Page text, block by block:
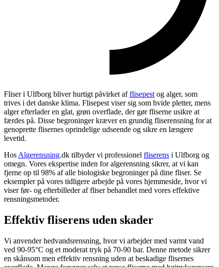
Fliser i Ulfborg bliver hurtigt påvirket afflisepest og alger, som
trives i det danske klima. Flisepest viser sig som hvide pletter, mens
alger efterlader en glat, grøn overflade, der gør fliserne usikre at
færdes på. Disse begroninger kræver en grundig fliserensning for at
genoprette flisernes oprindelige udseende og sikre en længere
levetid.
Hos Algerensning.dk tilbyder vi professionel fliserens i Ulfborg og
omegn. Vores ekspertise inden for algerensning sikrer, at vi kan
fjerne op til 98% af alle biologiske begroninger på dine fliser. Se
eksempler på vores tidligere arbejde på vores hjemmeside, hvor vi
viser før- og efterbilleder af fliser behandlet med vores effektive
rensningsmetoder.
Effektiv fliserens uden skader
Vi anvender hedvandsrensning, hvor vi arbejder med varmt vand
ved 90-95°C og et moderat tryk på 70-90 bar. Denne metode sikrer
en skånsom men effektiv rensning uden at beskadige flisernes